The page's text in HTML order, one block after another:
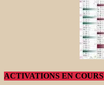
ACTIVATIONS EN COURS